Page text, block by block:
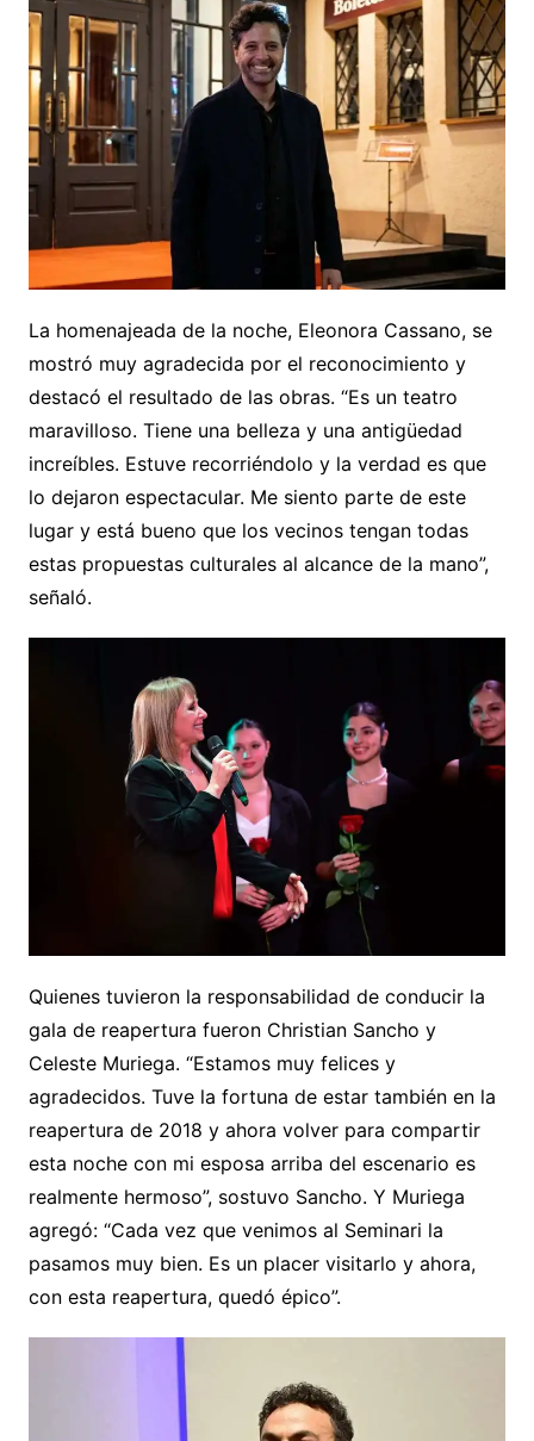
La homenajeada de la noche, Eleonora Cassano, se
mostró muy agradecida por el reconocimiento y
destacó el resultado de las obras. “Es un teatro
maravilloso. Tiene una belleza y una antigüedad
increíbles. Estuve recorriéndolo y la verdad es que
lo dejaron espectacular. Me siento parte de este
lugar y está bueno que los vecinos tengan todas
estas propuestas culturales al alcance de la mano”,
señaló.
Quienes tuvieron la responsabilidad de conducir la
gala de reapertura fueron Christian Sancho y
Celeste Muriega. “Estamos muy felices y
agradecidos. Tuve la fortuna de estar también en la
reapertura de 2018 y ahora volver para compartir
esta noche con mi esposa arriba del escenario es
realmente hermoso”, sostuvo Sancho. Y Muriega
agregó: “Cada vez que venimos al Seminari la
pasamos muy bien. Es un placer visitarlo y ahora,
con esta reapertura, quedó épico”.